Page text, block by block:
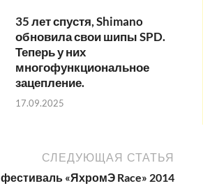
35 лет спустя, Shimano
обновила свои шипы SPD.
Теперь у них
многофункциональное
зацепление.
17.09.2025
СЛЕДУЮЩАЯ СТАТЬЯ
фестиваль «ЯхромЭ Race» 2014